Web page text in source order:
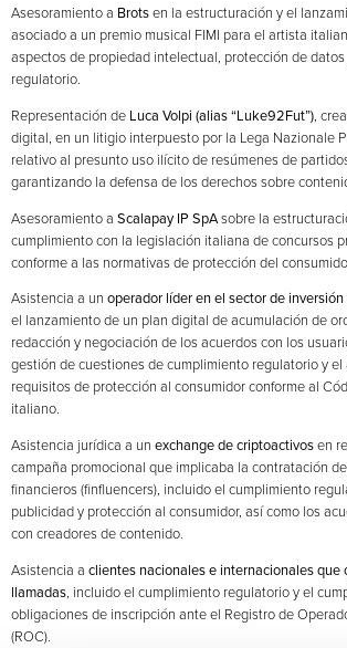
Asesoramiento a Brotsen la estructuración y el
asociado a un premio musical FIMI para el artista
aspectos de propiedad intelectual, protección de
regulatorio.
Representación de Luca Volpi (alias “Luke92Fut”),
digital, en un litigio interpuesto por la Lega Nazionale
relativo al presunto uso ilícito de resúmenes de
garantizando la defensa de los derechos sobre
Asesoramiento a Scalapay IP SpAsobre la
cumplimiento con la legislación italiana de concursos
conforme a las normativas de protección del
Asistencia a un operador líder en el sector de inversión
el lanzamiento de un plan digital de acumulación de
redacción y negociación de los acuerdos con los
gestión de cuestiones de cumplimiento regulatorio y
requisitos de protección al consumidor conforme al
italiano.
Asistencia jurídica a un exchange de criptoactivosen
campaña promocional que implicaba la contratación
financieros (finfluencers), incluido el cumplimiento
publicidad y protección al consumidor, así como los
con creadores de contenido.
Asistencia a clientes nacionales e internacionales que
llamadas, incluido el cumplimiento regulatorio y el
obligaciones de inscripción ante el Registro de
(ROC).